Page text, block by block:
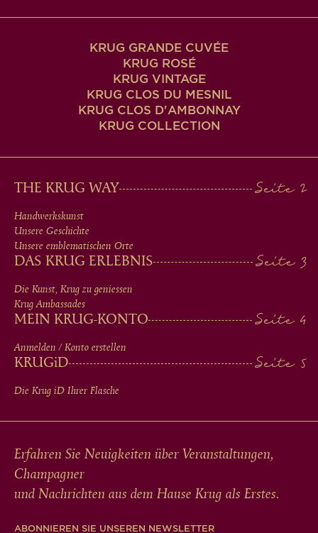
KRUG GRANDE CUVÉE
KRUG ROSÉ
KRUG VINTAGE
KRUG CLOS DU MESNIL
KRUG CLOS D'AMBONNAY
KRUG COLLECTION
MAIN
MEN
IN
FOOTER
THE KRUG WAY
Handwerkskunst
Unsere Geschichte
Unsere emblematischen Orte
DAS KRUG ERLEBNIS
Die Kunst, Krug zu geniessen
Krug Ambassades
MEIN KRUG-KONTO
Anmelden / Konto erstellen
KRUGiD
Die Krug iD Ihrer Flasche
Erfahren Sie Neuigkeiten über Veranstaltungen,
Champagner
und Nachrichten aus dem Hause Krug als Erstes.
ABONNIEREN SIE UNSEREN NEWSLETTER